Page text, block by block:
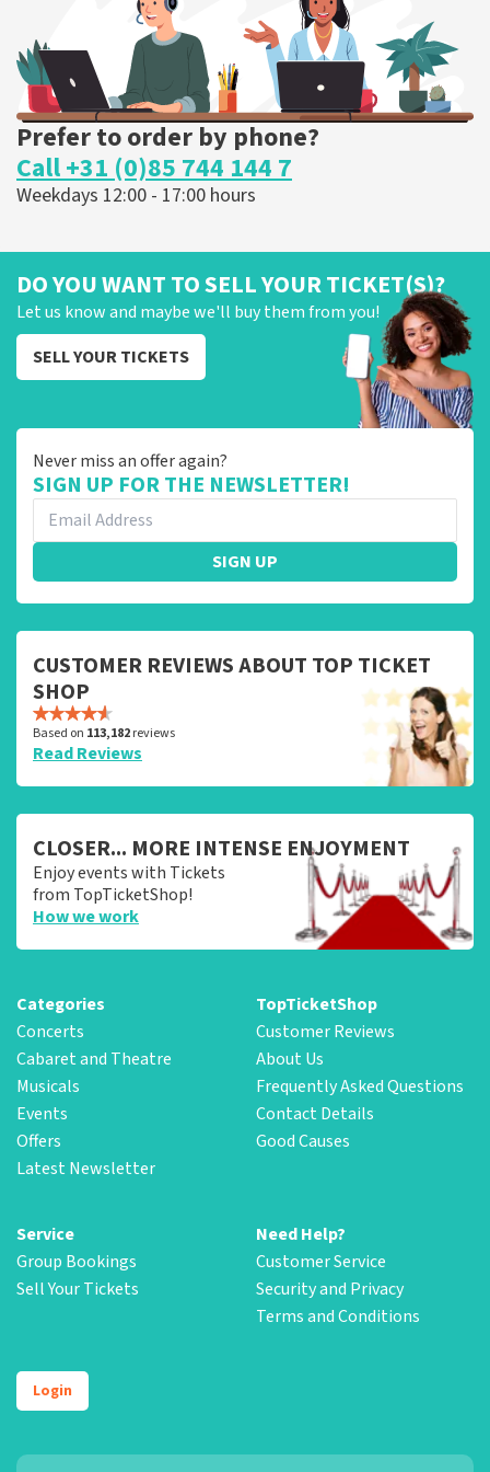
Prefer to order by phone?
Call +31 (0)85 744 144 7
Weekdays 12:00 - 17:00 hours
DO YOU WANT TO SELL YOUR TICKET(S)?
Let us know and maybe we'll buy them from you!
SELL YOUR TICKETS
Never miss an offer again?
SIGN UP FOR THE NEWSLETTER!
SIGN UP
CUSTOMER REVIEWS ABOUT TOP TICKET
SHOP
Based on 113,182reviews
Read Reviews
CLOSER... MORE INTENSE ENJOYMENT
Enjoy events with Tickets
from TopTicketShop!
How we work
Categories
Concerts
Cabaret and Theatre
Musicals
Events
Offers
Latest Newsletter
TopTicketShop
Customer Reviews
About Us
Frequently Asked Questions
Contact Details
Good Causes
Service
Group Bookings
Sell Your Tickets
Need Help?
Customer Service
Security and Privacy
Terms and Conditions
Login